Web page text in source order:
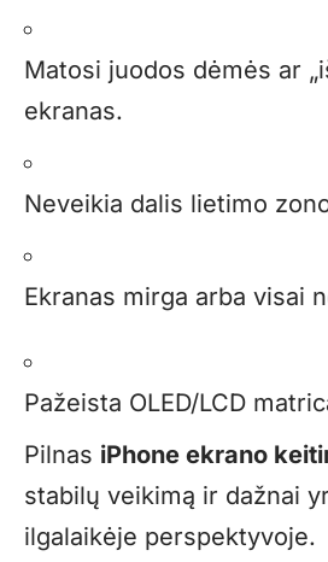
Matosi juodos dėmės ar
ekranas.
Neveikia dalis lietimo
Ekranas mirga arba visai
Pažeista OLED/LCD
Pilnas iPhone ekrano
stabilų veikimą ir dažnai
ilgalaikėje perspektyvoje.